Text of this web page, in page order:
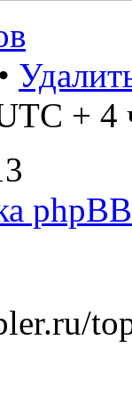
•
+ 4
phpBB